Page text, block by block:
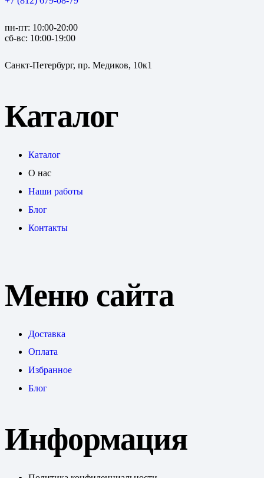
пн-пт: 10:00-20:00
сб-вс: 10:00-19:00
Санкт-Петербург, пр. Медиков, 10к1
Каталог
Каталог
О нас
Наши работы
Блог
Контакты
Меню сайта
Доставка
Оплата
Избранное
Блог
Информация